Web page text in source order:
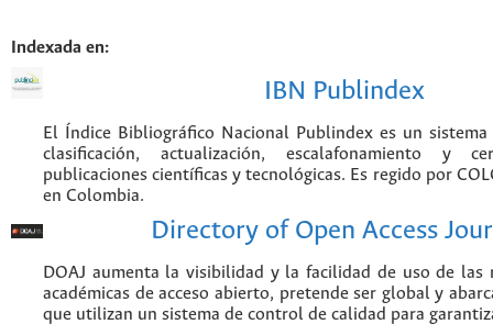
Indexada en:
IBN Publindex
El Índice Bibliográfico Nacional Publindex es un
clasificación, actualización, escalafonamiento y
publicaciones científicas y tecnológicas. Es regido por
en Colombia.
Directory of Open Access
DOAJ aumenta la visibilidad y la facilidad de uso de las
académicas de acceso abierto, pretende ser global y
que utilizan un sistema de control de calidad para